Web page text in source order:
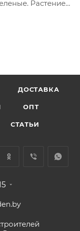
Растение
на 13-18 день.
ДОСТАВКА
ОПТ
СТАТЬИ